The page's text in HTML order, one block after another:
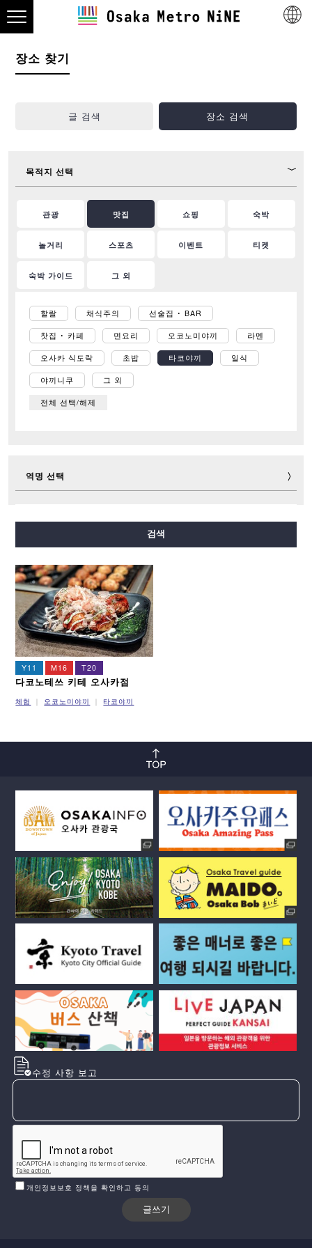
장소 찾기
글 검색 장소 검색
목적지 선택
관광 맛집 쇼핑 숙박
놀거리 스포츠 이벤트 티켓
숙박 가이드 그 외
할랄 채식주의 선술집 ･ BAR
찻집 ･ 카페 면요리 오코노미야끼 라멘
오사카 식도락 초밥 타코야끼 일식
야끼니쿠 그 외
전체 선택/해제
역명 선택
사카이스지선
이마자토스지선 뉴트램
검색
Y11 M16 T20
다코노테쓰 키테 오사카점
체험 오코노미야끼 타코야끼
수정 사항 보고
개인정보보호 정책을 확인하고 동의